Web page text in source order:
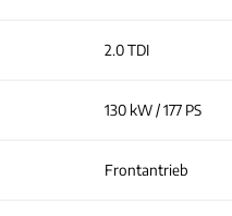
2.0 TDI
130 kW / 177 PS
Frontantrieb